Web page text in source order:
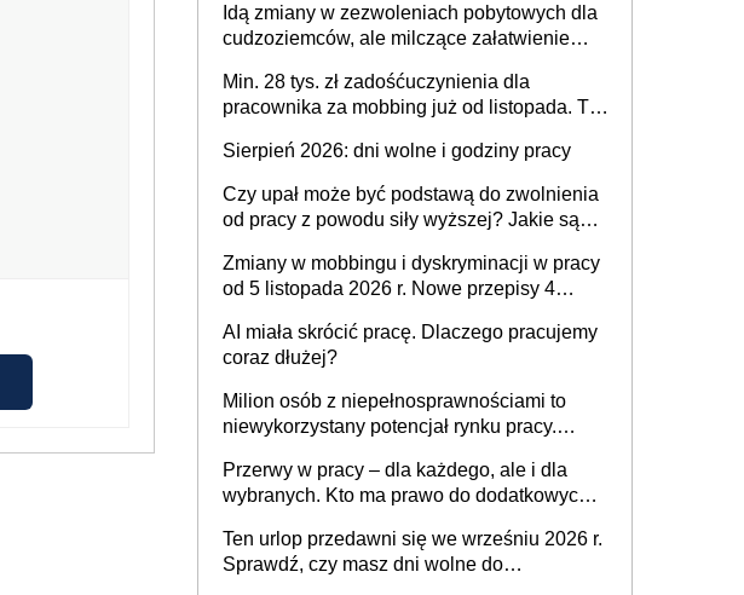
dni od ustania stosunku pracy
Idą zmiany w zezwoleniach pobytowych dla
cudzoziemców, ale milczące załatwienie
Min. 28 tys. zł zadośćuczynienia dla
pracownika za mobbing już od listopada. To
zespołu
Sierpień 2026: dni wolne i godziny pracy
Czy upał może być podstawą do zwolnienia
od pracy z powodu siły wyższej? Jakie są
Zmiany w mobbingu i dyskryminacji w pracy
od 5 listopada 2026 r. Nowe przepisy 4
Ustaw
AI miała skrócić pracę. Dlaczego pracujemy
coraz dłużej?
Milion osób z niepełnosprawnościami to
niewykorzystany potencjał rynku pracy.
dofinansowań czy refundacji, ale bariery po
stronie systemu i świadomości
pracodawców [WYWIAD]
Przerwy w pracy – dla każdego, ale i dla
wybranych. Kto ma prawo do dodatkowych
Ten urlop przedawni się we wrześniu 2026 r.
Sprawdź, czy masz dni wolne do